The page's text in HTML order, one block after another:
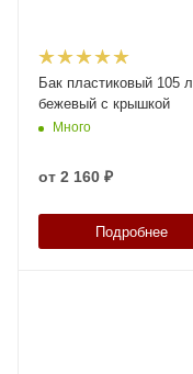
Бак пластиковый 105 л
бежевый с крышкой
Много
от 2 160 ₽
Подробнее